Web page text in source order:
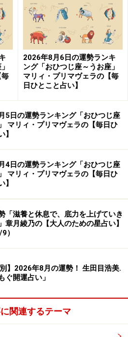
で成功を収めるなど、なりたい
それに合わせて、必要なスタミ
。まず、目標やゴールを定めま
くはずです。
成分の高いアイテムを取り入れ
。
けたりする前に、循環をよくし
抗力、持久力が高まっていきま
い日」です。
ない、何かやってみたくなる……
ら、いい感じ。精神的な安定
すので、ストレスをためない、
スする仕掛けを考えて。
座が気になる人はこちら
です。最新の内容をご確認くださ
イト】
毎
2026年8月6日の運勢ランキ
ング「おひつじ座～うお座」
マリィ・プリマヴェラの【毎
日ひとこと占い】
5日の運勢ランキング「おひつじ座
マリィ・プリマヴェラの【毎日ひ
】
4日の運勢ランキング「おひつじ座
マリィ・プリマヴェラの【毎日ひ
】
「滋養と休息で、底力を上げていき
章月綾乃の【大人のための星占い】
）
別】2026年8月の運勢！ 生田目浩美.
ぐ開運占い」
関連するテーマ